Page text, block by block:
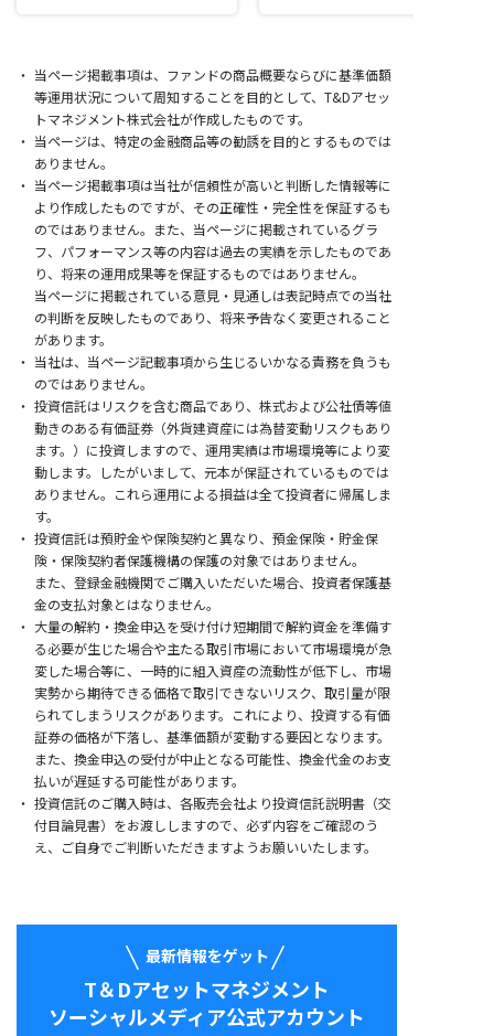
当ページ掲載事項は、ファンドの商品概要ならびに基準価額
等運用状況について周知することを目的として、T&Dアセッ
トマネジメント株式会社が作成したものです。
当ページは、特定の金融商品等の勧誘を目的とするものでは
ありません。
当ページ掲載事項は当社が信頼性が高いと判断した情報等に
より作成したものですが、その正確性・完全性を保証するも
のではありません。 また、当ページに掲載されているグラ
フ、パフォーマンス等の内容は過去の実績を示したものであ
り、将来の運用成果等を保証するものではありません。
当ページに掲載されている意見・見通しは表記時点での当社
の判断を反映したものであり、将来予告なく変更されること
があります。
当社は、当ページ記載事項から生じるいかなる責務を負うも
のではありません。
投資信託はリスクを含む商品であり、株式および公社債等値
動きのある有価証券（外貨建資産には為替変動リスクもあり
ます。）に投資しますので、運用実績は市場環境等により変
動します。
したがいまして、元本が保証されているものでは
ありません。 これら運用による損益は全て投資者に帰属しま
す。
投資信託は預貯金や保険契約と異なり、預金保険・貯金保
険・保険契約者保護機構の保護の対象ではありません。
また、登録金融機関でご購入いただいた場合、投資者保護基
金の支払対象とはなりません。
大量の解約・換金申込を受け付け短期間で解約資金を準備す
る必要が生じた場合や主たる取引市場において市場環境が急
変した場合等に、一時的に組入資産の流動性が低下し、 市場
実勢から期待できる価格で取引できないリスク、取引量が限
られてしまうリスクがあります。これにより、投資する有価
証券の価格が下落し、基準価額が変動する要因となります。
また、換金申込の受付が中止となる可能性、換金代金のお支
払いが遅延する可能性があります。
投資信託のご購入時は、各販売会社より投資信託説明書（交
付目論見書）をお渡ししますので、必ず内容をご確認のう
え、ご自身でご判断いただきますようお願いいたします。
最新情報をゲット
T＆Dアセットマネジメント
ソーシャルメディア公式アカウント